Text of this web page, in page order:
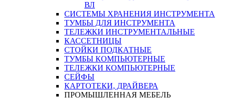
ВЛ
СИСТЕМЫ ХРАНЕНИЯ ИНСТРУМЕНТА
ТУМБЫ ДЛЯ ИНСТРУМЕНТА
ТЕЛЕЖКИ ИНСТРУМЕНТАЛЬНЫЕ
КАССЕТНИЦЫ
СТОЙКИ ПОДКАТНЫЕ
ТУМБЫ КОМПЬЮТЕРНЫЕ
ТЕЛЕЖКИ КОМПЬЮТЕРНЫЕ
СЕЙФЫ
КАРТОТЕКИ, ДРАЙВЕРА
ПРОМЫШЛЕННАЯ МЕБЕЛЬ